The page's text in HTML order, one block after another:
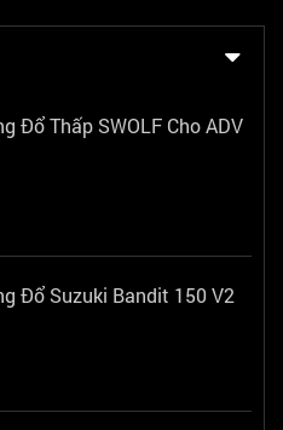
Đổ Thấp SWOLF Cho ADV
Đổ Suzuki Bandit 150 V2